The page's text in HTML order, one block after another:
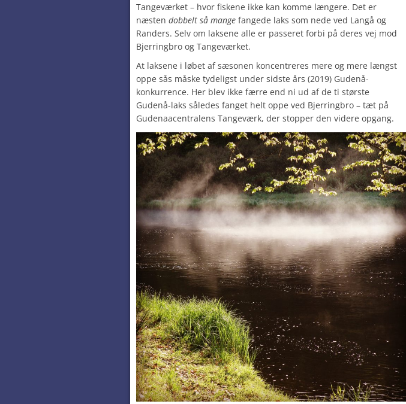
Tangeværket – hvor fiskene ikke kan komme længere. Det er
næsten dobbelt så mange fangede laks som nede ved Langå og
Randers. Selv om laksene alle er passeret forbi på deres vej mod
Bjerringbro og Tangeværket.
At laksene i løbet af sæsonen koncentreres mere og mere længst
oppe sås måske tydeligst under sidste års (2019) Gudenå-
konkurrence. Her blev ikke færre end ni ud af de ti største
Gudenå-laks således fanget helt oppe ved Bjerringbro – tæt på
Gudenaacentralens Tangeværk, der stopper den videre opgang.